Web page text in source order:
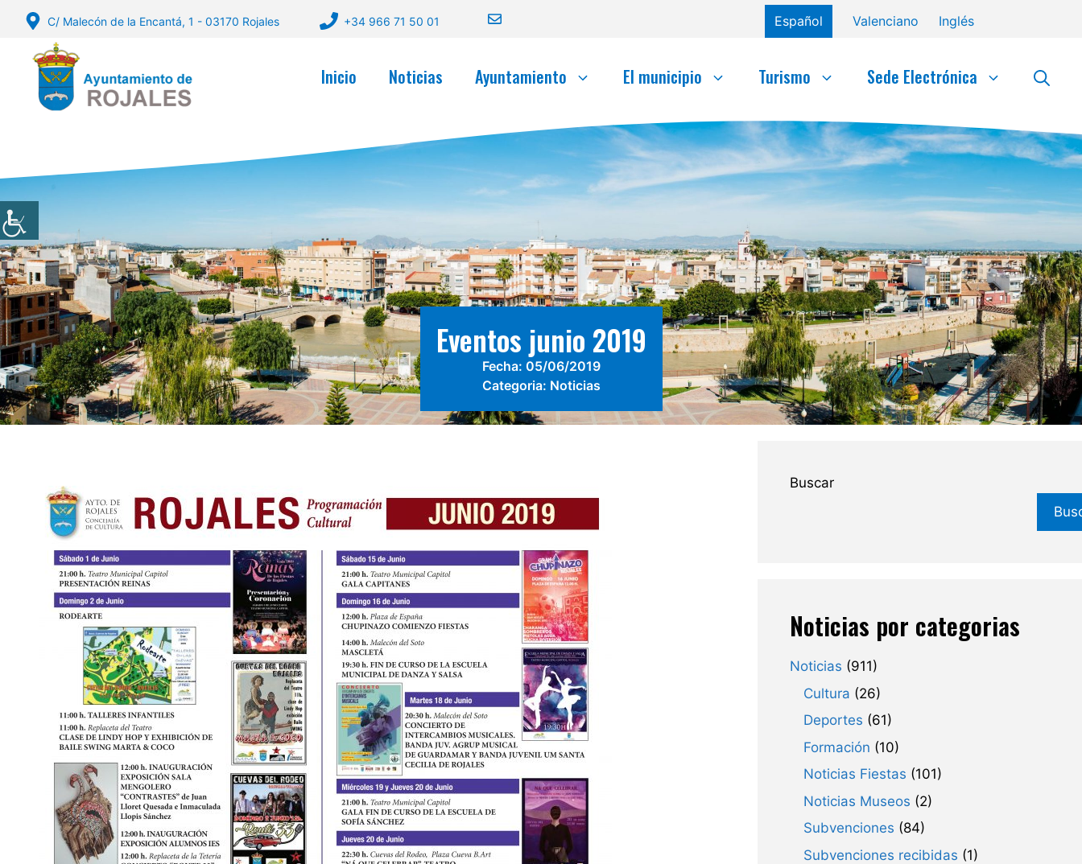
Saltar
contenido
C/ Malecón de la Encantá, 1 - 03170 Rojales +34 966 71 50 01 Español Valenciano Inglés
Inicio Noticias Ayuntamiento El municipio Turismo Sede Electrónica
Eventos junio 2019
Fecha: 05/06/2019
Categoria: Noticias
Buscar
Noticias por categorias
Noticias (911)
Cultura (26)
Deportes (61)
Formación (10)
Noticias Fiestas (101)
Noticias Museos (2)
Subvenciones (84)
Subvenciones recibidas (1)